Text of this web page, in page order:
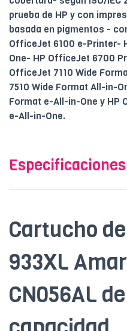
prueba de HP y con
basada en pigmentos -
OfficeJet 6100 e-Printer-
One- HP OfficeJet 6700
OfficeJet 7110 Wide
7510 Wide Format All-in-
Format e-All-in-One y HP
e-All-in-One.
Especificaciones
Cartucho
933XL
CN056AL